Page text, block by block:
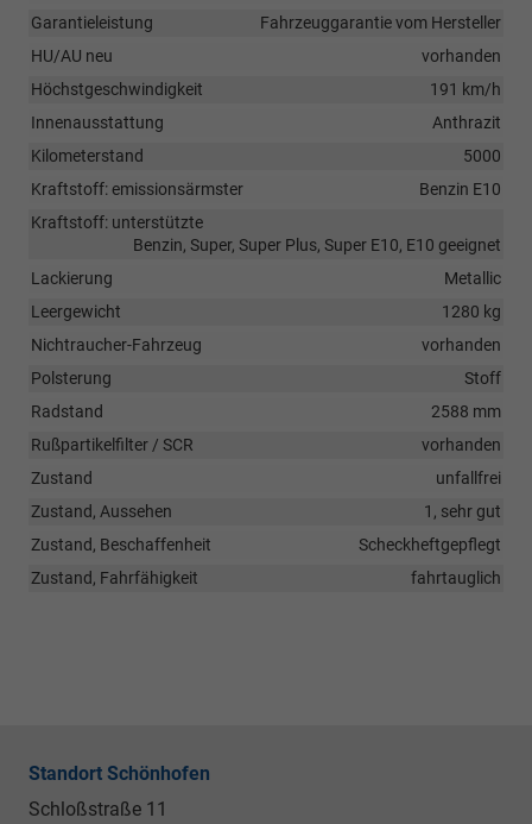
Garantieleistung
Fahrzeuggarantie vom Hersteller
HU/AU neu
vorhanden
Höchstgeschwindigkeit
191 km/h
Innenausstattung
Anthrazit
Kilometerstand
5000
Kraftstoff: emissionsärmster
Benzin E10
Kraftstoff: unterstützte
Benzin, Super, Super Plus, Super E10, E10 geeignet
Lackierung
Metallic
Leergewicht
1280 kg
Nichtraucher-Fahrzeug
vorhanden
Polsterung
Stoff
Radstand
2588 mm
Rußpartikelfilter / SCR
vorhanden
Zustand
unfallfrei
Zustand, Aussehen
1, sehr gut
Zustand, Beschaffenheit
Scheckheftgepflegt
Zustand, Fahrfähigkeit
fahrtauglich
Standort Schönhofen
Schloßstraße 11